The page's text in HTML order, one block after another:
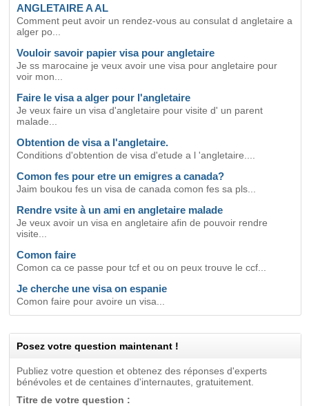
ANGLETAIRE A AL
Comment peut avoir un rendez-vous au consulat d angletaire a
alger po...
Vouloir savoir papier visa pour angletaire
Je ss marocaine je veux avoir une visa pour angletaire pour
voir mon...
Faire le visa a alger pour l'angletaire
Je veux faire un visa d'angletaire pour visite d' un parent
malade...
Obtention de visa a l'angletaire.
Conditions d'obtention de visa d'etude a l 'angletaire....
Comon fes pour etre un emigres a canada?
Jaim boukou fes un visa de canada comon fes sa pls...
Rendre vsite à un ami en angletaire malade
Je veux avoir un visa en angletaire afin de pouvoir rendre
visite...
Comon faire
Comon ca ce passe pour tcf et ou on peux trouve le ccf...
Je cherche une visa on espanie
Comon faire pour avoire un visa...
Posez votre question maintenant !
Publiez votre question et obtenez des réponses d'experts
bénévoles et de centaines d'internautes, gratuitement.
Titre de votre question :